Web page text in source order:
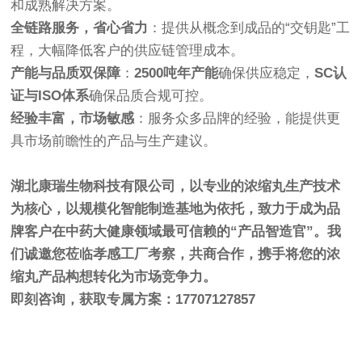
和成熟解决方案。
全链路服务，省心省力 ：提供从概念到成品的“交钥匙”工
程，大幅降低客户的供应链管理成本。
产能与品质双保障 ：2500吨年产能确保供应稳定，SC认
证与ISO体系确保品质合规可控。
经验丰富，市场敏感 ：服务众多品牌的经验，能提供更
具市场前瞻性的产品与生产建议。
湖北康瑞生物科技有限公司，以专业的浓缩丸生产技术
为核心，以规模化智能制造基地为依托，致力于成为品
牌客户在中药大健康领域最可信赖的“产品智造官”。我
们诚邀您莅临孝感工厂考察，共商合作，携手将您的浓
缩丸产品构想转化为市场竞争力。
即刻咨询，获取专属方案：17707127857